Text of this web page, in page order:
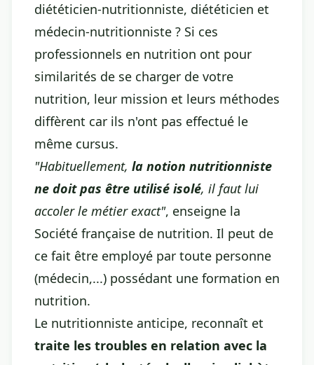
diététicien-nutritionniste, diététicien et
médecin-nutritionniste ? Si ces
professionnels en nutrition ont pour
similarités de se charger de votre
nutrition, leur mission et leurs méthodes
diffèrent car ils n'ont pas effectué le
même cursus.
"Habituellement, la notion nutritionniste
ne doit pas être utilisé isolé, il faut lui
accoler le métier exact", enseigne la
Société française de nutrition. Il peut de
ce fait être employé par toute personne
(médecin,...) possédant une formation en
nutrition.
Le nutritionniste anticipe, reconnaît et
traite les troubles en relation avec la